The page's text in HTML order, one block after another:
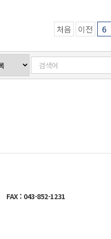
처음 이전 6
FAX : 043-852-1231